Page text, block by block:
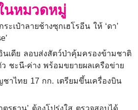
นหมวดหมู่
ะเป๋าลายช้างซุกเฮโรอีน ให้ ‘ดา’
นเดีย ลอบส่งสัตว์ป่าคุ้มครองข้ามชาติ
ว ชะนี-ค่าง พร้อมขยายผลเครือข่าย
าไทย 17 กก. เตรียมขึ้นเครื่องบิน
ตรฐาน’ ต้องโปร่งใส ตรวจสอบได้